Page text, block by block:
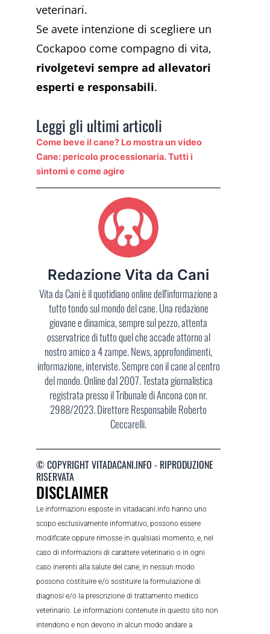
veterinari.
Se avete intenzione di scegliere un
Cockapoo come compagno di vita,
rivolgetevi sempre ad allevatori
esperti e responsabili.
Leggi gli ultimi articoli
Come beve il cane? Lo mostra un video
Cane: pericolo processionaria. Tutti i
sintomi e come agire
Redazione Vita da Cani
Vita da Cani è il quotidiano online dell'informazione a
tutto tondo sul mondo del cane. Una redazione
giovane e dinamica, sempre sul pezzo, attenta
osservatrice di tutto quel che accade attorno al
nostro amico a 4 zampe. News, approfondimenti,
informazione, interviste. Sempre con il cane al centro
del mondo. Online dal 2007. Testata giornalistica
registrata presso il Tribunale di Ancona con nr.
2988/2023. Direttore Responsabile Roberto
Ceccarelli.
© COPYRIGHT VITADACANI.INFO - RIPRODUZIONE
RISERVATA
DISCLAIMER
Le informazioni esposte in vitadacani.info hanno uno
scopo esclusivamente informativo, possono essere
modificate oppure rimosse in qualsiasi momento, e, nel
caso di informazioni di carattere veterinario o in ogni
caso inerenti alla salute del cane, in nessun modo
possono costituire e/o sostituire la formulazione di
diagnosi e/o la prescrizione di trattamento medico
veterinario. Le informazioni contenute in questo sito non
intendono e non devono in alcun modo andare a